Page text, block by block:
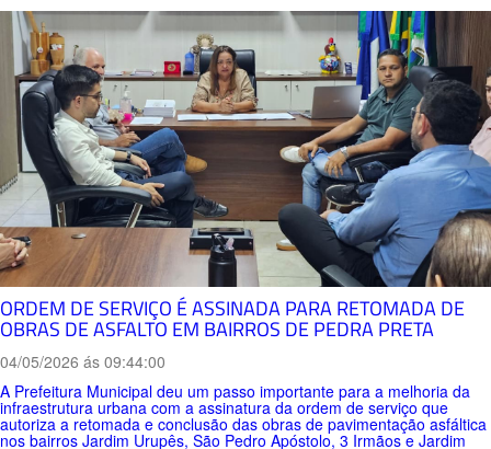
ORDEM DE SERVIÇO É ASSINADA PARA RETOMADA DE
OBRAS DE ASFALTO EM BAIRROS DE PEDRA PRETA
04/05/2026 ás 09:44:00
A Prefeitura Municipal deu um passo importante para a melhoria da
infraestrutura urbana com a assinatura da ordem de serviço que
autoriza a retomada e conclusão das obras de pavimentação asfáltica
nos bairros Jardim Urupês, São Pedro Apóstolo, 3 Irmãos e Jardim